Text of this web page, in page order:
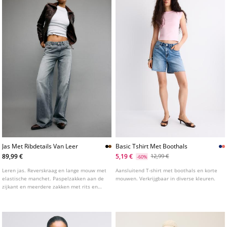
Jas Met Ribdetails Van Leer
89,99 €
Leren jas. Reverskraag en lange mouw met
elastische manchet. Paspelzakken aan de
zijkant en meerdere zakken met rits en
aan de voorkant.
Basic Tshirt Met Boothals
5,19 €
-60% 12,99 €
Aansluitend T-shirt met boothals en korte
mouwen. Verkrijgbaar in diverse kleuren.